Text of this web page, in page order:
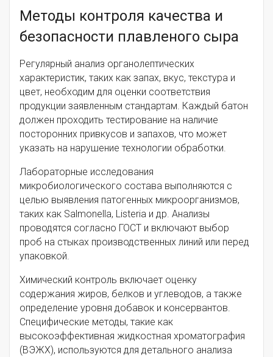
Методы контроля качества и
безопасности плавленого сыра
Регулярный анализ органолептических
характеристик, таких как запах, вкус, текстура и
цвет, необходим для оценки соответствия
продукции заявленным стандартам. Каждый батон
должен проходить тестирование на наличие
посторонних привкусов и запахов, что может
указать на нарушение технологии обработки.
Лабораторные исследования
микробиологического состава выполняются с
целью выявления патогенных микроорганизмов,
таких как Salmonella, Listeria и др. Анализы
проводятся согласно ГОСТ и включают выбор
проб на стыках производственных линий или перед
упаковкой.
Химический контроль включает оценку
содержания жиров, белков и углеводов, а также
определение уровня добавок и консервантов.
Специфические методы, такие как
высокоэффективная жидкостная хроматография
(ВЭЖХ), используются для детального анализа